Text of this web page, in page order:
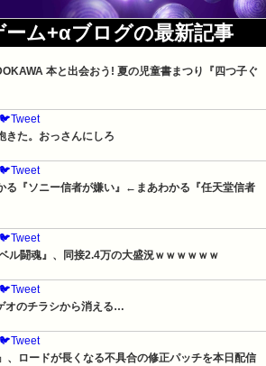
ム+αブログの最新記事
本と出会おう! 夏の児童書まつり『四つ子ぐ
🐦Tweet
た。おっさんにしろ
🐦Tweet
る『ソニー信者が嫌い』←まあわかる『任天堂信者
🐦Tweet
ル闘魂』、同接2.4万の大盛況ｗｗｗｗｗｗ
🐦Tweet
オのチラシから消える…
🐦Tweet
、ロードが長くなる不具合の修正パッチを本日配信